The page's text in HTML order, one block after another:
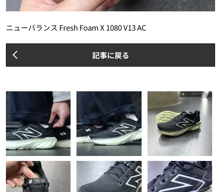
ニューバランス Fresh Foam X 1080 V13 AC
記事に戻る